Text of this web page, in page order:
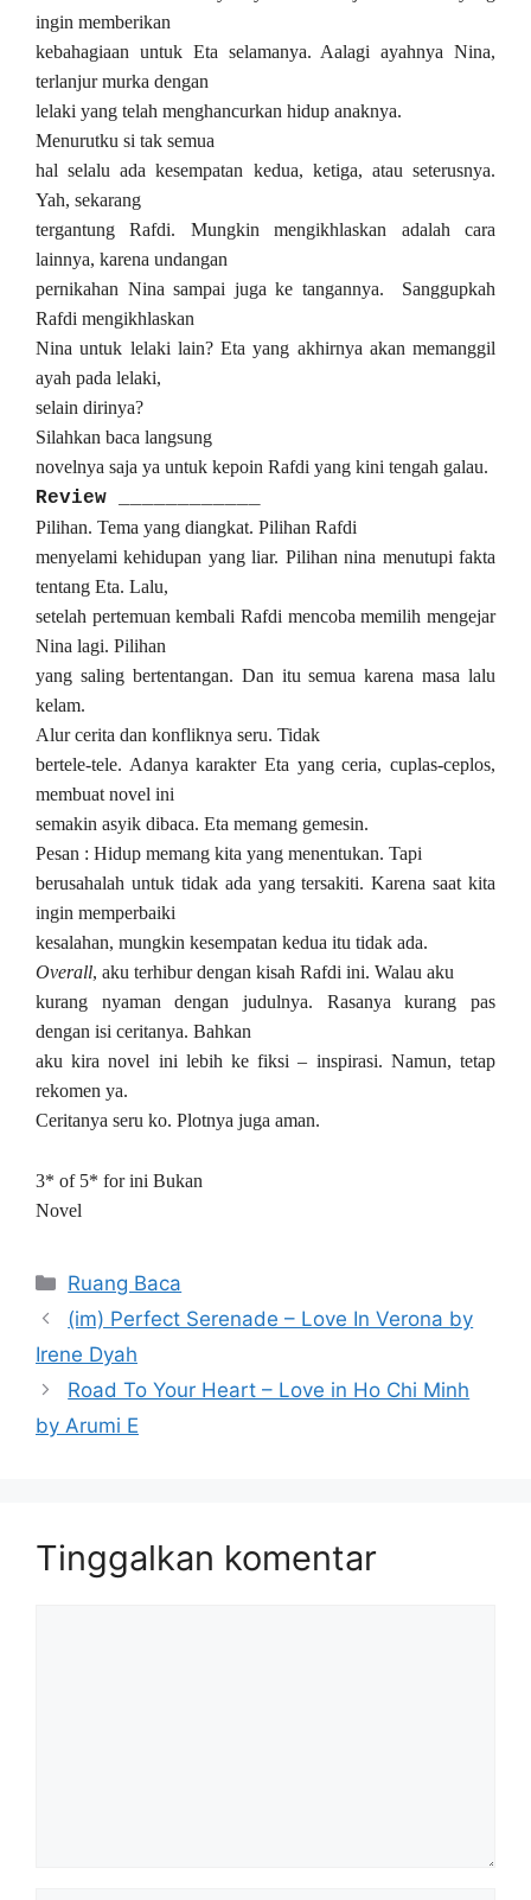
ingin memberikan
kebahagiaan untuk Eta selamanya. Aalagi ayahnya Nina,
terlanjur murka dengan
lelaki yang telah menghancurkan hidup anaknya.
Menurutku si tak semua
hal selalu ada kesempatan kedua, ketiga, atau seterusnya.
Yah, sekarang
tergantung Rafdi. Mungkin mengikhlaskan adalah cara
lainnya, karena undangan
pernikahan Nina sampai juga ke tangannya. Sanggupkah
Rafdi mengikhlaskan
Nina untuk lelaki lain? Eta yang akhirnya akan memanggil
ayah pada lelaki,
selain dirinya?
Silahkan baca langsung
novelnya saja ya untuk kepoin Rafdi yang kini tengah galau.
Review ____________
Pilihan. Tema yang diangkat. Pilihan Rafdi
menyelami kehidupan yang liar. Pilihan nina menutupi fakta
tentang Eta. Lalu,
setelah pertemuan kembali Rafdi mencoba memilih mengejar
Nina lagi. Pilihan
yang saling bertentangan. Dan itu semua karena masa lalu
kelam.
Alur cerita dan konfliknya seru. Tidak
bertele-tele. Adanya karakter Eta yang ceria, cuplas-ceplos,
membuat novel ini
semakin asyik dibaca. Eta memang gemesin.
Pesan : Hidup memang kita yang menentukan. Tapi
berusahalah untuk tidak ada yang tersakiti. Karena saat kita
ingin memperbaiki
kesalahan, mungkin kesempatan kedua itu tidak ada.
Overall, aku terhibur dengan kisah Rafdi ini. Walau aku
kurang nyaman dengan judulnya. Rasanya kurang pas
dengan isi ceritanya. Bahkan
aku kira novel ini lebih ke fiksi – inspirasi. Namun, tetap
rekomen ya.
Ceritanya seru ko. Plotnya juga aman.
3* of 5* for ini Bukan
Novel
Kategori
Ruang Baca
(im) Perfect Serenade – Love In Verona by
Irene Dyah
Road To Your Heart – Love in Ho Chi Minh
by Arumi E
Tinggalkan komentar